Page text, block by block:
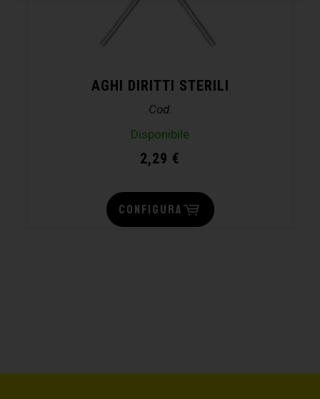
AGHI DIRITTI STERILI
Cod.
Disponibile
2,29 €
CONFIGURA